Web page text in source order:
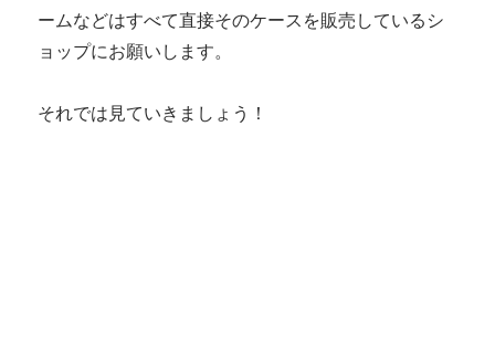
ームなどはすべて直接そのケースを販売しているシ
ョップにお願いします。
それでは見ていきましょう！